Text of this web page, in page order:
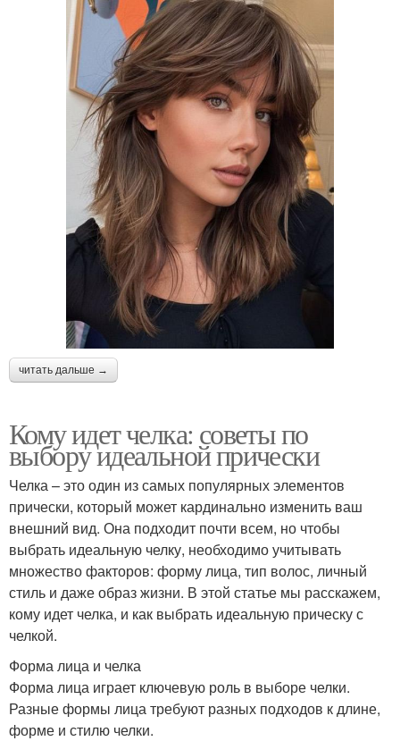
читать дальше →
Кому идет челка: советы по
выбору идеальной прически
Челка – это один из самых популярных элементов
прически, который может кардинально изменить ваш
внешний вид. Она подходит почти всем, но чтобы
выбрать идеальную челку, необходимо учитывать
множество факторов: форму лица, тип волос, личный
стиль и даже образ жизни. В этой статье мы расскажем,
кому идет челка, и как выбрать идеальную прическу с
челкой.
Форма лица и челка
Форма лица играет ключевую роль в выборе челки.
Разные формы лица требуют разных подходов к длине,
форме и стилю челки.